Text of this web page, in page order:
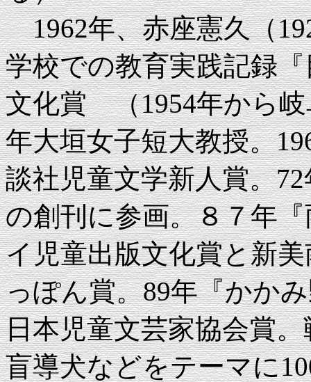
1962年、赤座憲久（
学校での教育実践記録
文化賞 （1954年から岐
年大垣女子短大教授。
談社児童文学新人賞。
の創刊に参画。８７年
イ児童出版文化賞と新
っぽん賞。89年『かか
日本児童文芸家協会賞
盲導犬などをテーマに